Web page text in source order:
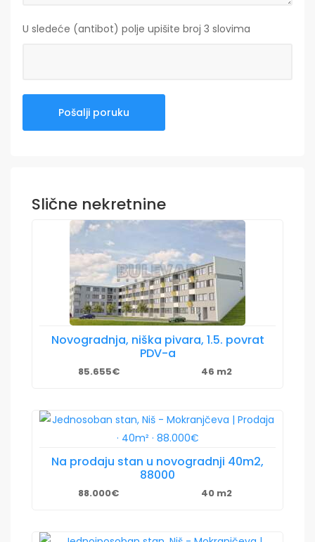
U sledeće (antibot) polje upišite broj 3 slovima
Slične nekretnine
Novogradnja, niška pivara, 1.5. povrat
PDV-a
85.655€ 46 m2
Na prodaju stan u novogradnji 40m2,
88000
88.000€ 40 m2